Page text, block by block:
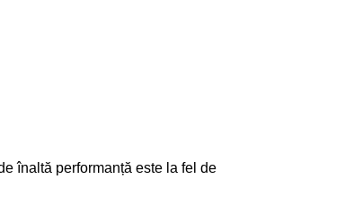
înaltă performanță este la fel de